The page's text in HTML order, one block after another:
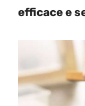
efficace e